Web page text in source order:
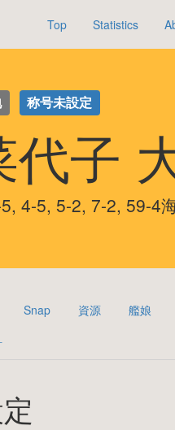
Top Statistics
称号未設定
代子
4-5, 5-2, 7-2, 59-4
Snap 資源 艦娘